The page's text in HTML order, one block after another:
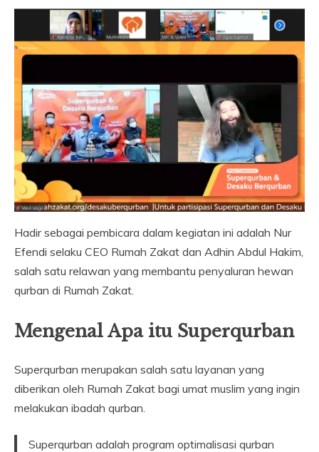
Hadir sebagai pembicara dalam kegiatan ini adalah Nur
Efendi selaku CEO Rumah Zakat dan Adhin Abdul Hakim,
salah satu relawan yang membantu penyaluran hewan
qurban di Rumah Zakat.
Mengenal Apa itu Superqurban
Superqurban merupakan salah satu layanan yang
diberikan oleh Rumah Zakat bagi umat muslim yang ingin
melakukan ibadah qurban.
Superqurban adalah program optimalisasi qurban